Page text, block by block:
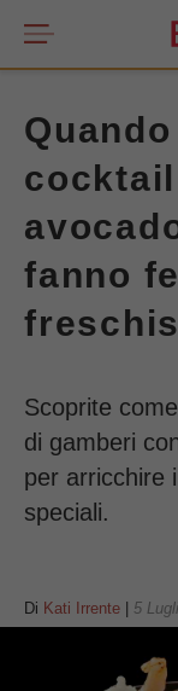
fanno
Scoprite
di gamberi
per arricchire
speciali.
Di Kati Irrente 5